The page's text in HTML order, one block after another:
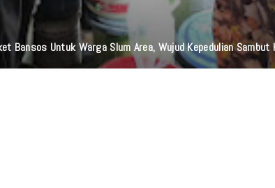
Bansos Untuk Warga Slum Area, Wujud Kepedulian Sambut